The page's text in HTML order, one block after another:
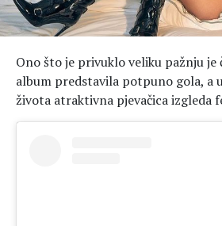
Ono što je privuklo veliku pažnju je
album predstavila potpuno gola, a
života atraktivna pjevačica izgleda